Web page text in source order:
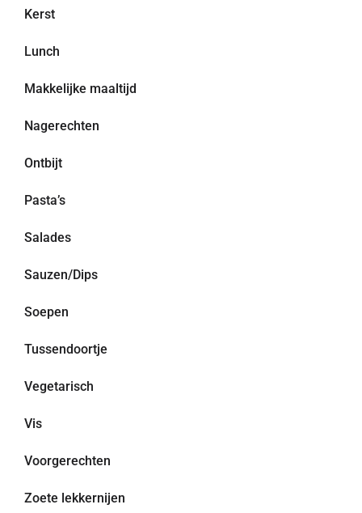
Kerst
Lunch
Makkelijke maaltijd
Nagerechten
Ontbijt
Pasta’s
Salades
Sauzen/Dips
Soepen
Tussendoortje
Vegetarisch
Vis
Voorgerechten
Zoete lekkernijen